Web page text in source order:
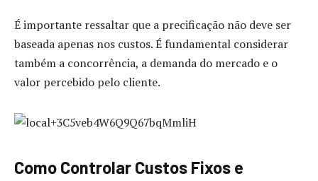
É importante ressaltar que a precificação não deve ser
baseada apenas nos custos. É fundamental considerar
também a concorrência, a demanda do mercado e o
valor percebido pelo cliente.
Como Controlar Custos Fixos e